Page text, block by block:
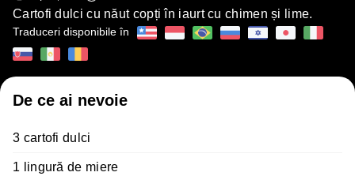
Cartofi dulci cu năut copți în iaurt cu chimen și lime.
Traduceri disponibile în
De ce ai nevoie
3 cartofi dulci
1 lingură de miere